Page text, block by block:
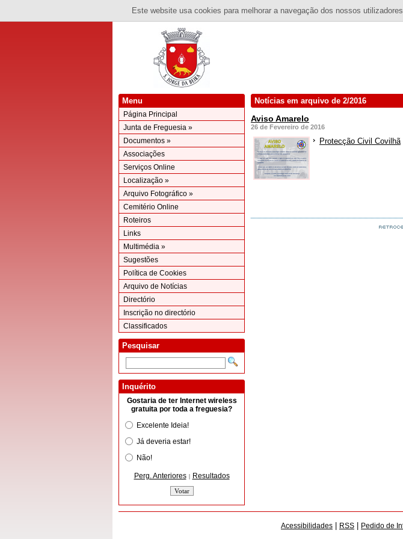
Este website usa cookies para melhorar a navegação dos nossos
Menu
Página Principal
Junta de Freguesia »
Documentos »
Associações
Serviços Online
Localização »
Arquivo Fotográfico »
Cemitério Online
Roteiros
Links
Multimédia »
Sugestões
Política de Cookies
Arquivo de Notícias
Directório
Inscrição no directório
Classificados
Pesquisar
Inquérito
Gostaria de ter Internet wireless
gratuita por toda a freguesia?
Excelente Ideia!
Já deveria estar!
Não!
Perg. Anteriores | Resultados
Notícias em arquivo de 2/2016
Aviso Amarelo
26 de Fevereiro de 2016
Protecção Civil Covilhã
Acessibilidades RSS Pedido de